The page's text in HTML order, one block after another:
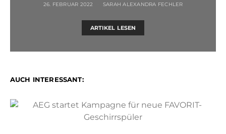
26. FEBRUAR 2022 SARAH ALEXANDRA FECHLER
ARTIKEL LESEN
AUCH INTERESSANT: